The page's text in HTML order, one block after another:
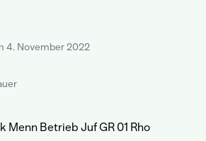
4. November 2022